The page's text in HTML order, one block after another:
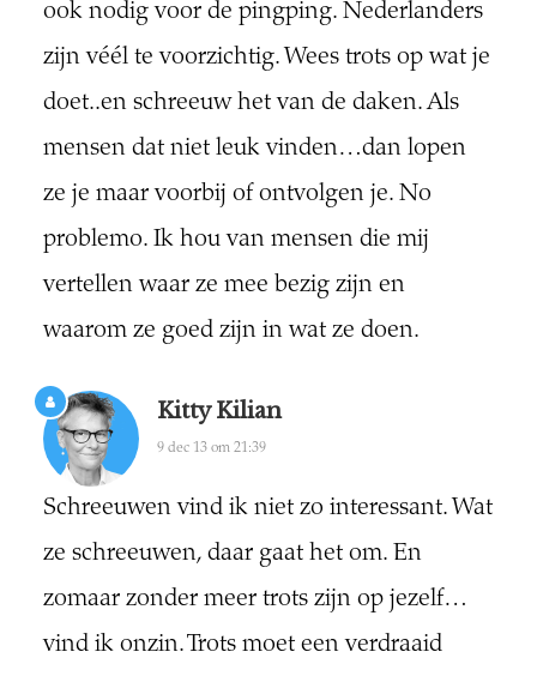
ook nodig voor de pingping. Nederlanders
zijn véél te voorzichtig. Wees trots op wat je
doet..en schreeuw het van de daken. Als
mensen dat niet leuk vinden…dan lopen
ze je maar voorbij of ontvolgen je. No
problemo. Ik hou van mensen die mij
vertellen waar ze mee bezig zijn en
waarom ze goed zijn in wat ze doen.
Kitty Kilian
9 dec 13 om 21:39
Schreeuwen vind ik niet zo interessant. Wat
ze schreeuwen, daar gaat het om. En
zomaar zonder meer trots zijn op jezelf…
vind ik onzin. Trots moet een verdraaid